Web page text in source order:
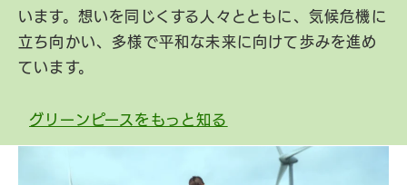
います。想いを同じくする人々とともに、気候危機に
立ち向かい、多様で平和な未来に向けて歩みを進め
ています。
グリーンピースをもっと知る